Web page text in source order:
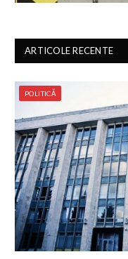
ARTICOLE RECENTE
POLITICĂ